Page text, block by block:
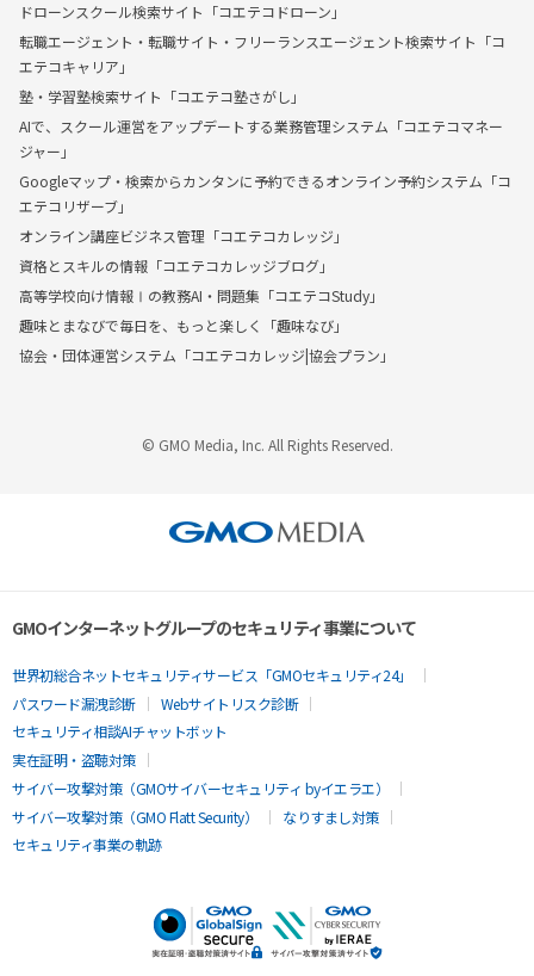
ドローンスクール検索サイト「コエテコドローン」
転職エージェント・転職サイト・フリーランスエージェント検索サイト「コ
エテコキャリア」
塾・学習塾検索サイト「コエテコ塾さがし」
AIで、スクール運営をアップデートする業務管理システム「コエテコマネー
ジャー」
Googleマップ・検索からカンタンに予約できるオンライン予約システム「コ
エテコリザーブ」
オンライン講座ビジネス管理「コエテコカレッジ」
資格とスキルの情報「コエテコカレッジブログ」
高等学校向け情報Ⅰの教務AI・問題集「コエテコStudy」
趣味とまなびで毎日を、もっと楽しく「趣味なび」
協会・団体運営システム「コエテコカレッジ|協会プラン」
© GMO Media, Inc. All Rights Reserved.
GMOインターネットグループのセキュリティ事業について
世界初総合ネットセキュリティサービス「GMOセキュリティ24」
パスワード漏洩診断
Webサイトリスク診断
セキュリティ相談AIチャットボット
実在証明・盗聴対策
サイバー攻撃対策（GMOサイバーセキュリティ byイエラエ）
サイバー攻撃対策（GMO Flatt Security）
なりすまし対策
セキュリティ事業の軌跡